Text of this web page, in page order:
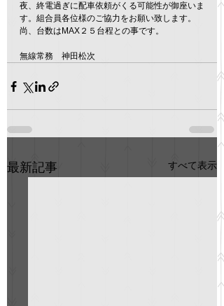
夜、終電過ぎに配車依頼がくる可能性が御座いま
す。組合員各位様のご協力をお願い致します。
尚、台数はMAX２５台程との事です。
無線常務　神田松次
最新記事 すべて表示